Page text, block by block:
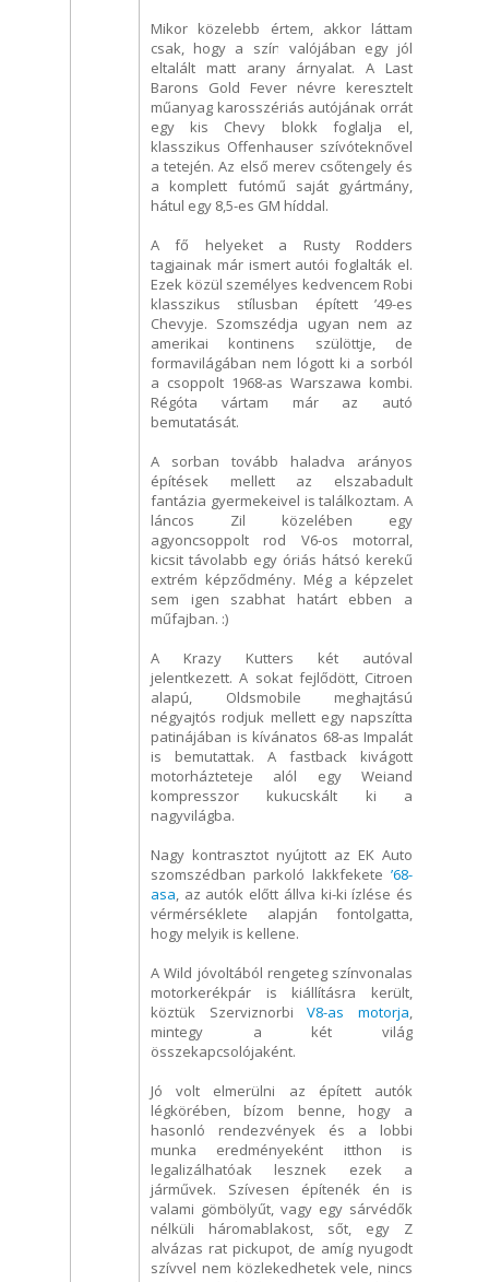
Mikor közelebb értem, akkor láttam
csak, hogy a szín valójában egy jól
eltalált matt arany árnyalat. A Last
Barons Gold Fever névre keresztelt
műanyag karosszériás autójának orrát
egy kis Chevy blokk foglalja el,
klasszikus Offenhauser szívóteknővel
a tetején. Az első merev csőtengely és
a komplett futómű saját gyártmány,
hátul egy 8,5-es GM híddal.
A fő helyeket a Rusty Rodders
tagjainak már ismert autói foglalták el.
Ezek közül személyes kedvencem Robi
klasszikus stílusban épített ’49-es
Chevyje. Szomszédja ugyan nem az
amerikai kontinens szülöttje, de
formavilágában nem lógott ki a sorból
a csoppolt 1968-as Warszawa kombi.
Régóta vártam már az autó
bemutatását.
A sorban tovább haladva arányos
építések mellett az elszabadult
fantázia gyermekeivel is találkoztam. A
láncos Zil közelében egy
agyoncsoppolt rod V6-os motorral,
kicsit távolabb egy óriás hátsó kerekű
extrém képződmény. Még a képzelet
sem igen szabhat határt ebben a
műfajban. :)
A Krazy Kutters két autóval
jelentkezett. A sokat fejlődött, Citroen
alapú, Oldsmobile meghajtású
négyajtós rodjuk mellett egy napszítta
patinájában is kívánatos 68-as Impalát
is bemutattak. A fastback kivágott
motorházteteje alól egy Weiand
kompresszor kukucskált ki a
nagyvilágba.
Nagy kontrasztot nyújtott az EK Auto
szomszédban parkoló lakkfekete ’68-
asa, az autók előtt állva ki-ki ízlése és
vérmérséklete alapján fontolgatta,
hogy melyik is kellene.
A Wild jóvoltából rengeteg színvonalas
motorkerékpár is kiállításra került,
köztük SzerviznorbiV8-as motorja,
mintegy a két világ
összekapcsolójaként.
Jó volt elmerülni az épített autók
légkörében, bízom benne, hogy a
hasonló rendezvények és a lobbi
munka eredményeként itthon is
legalizálhatóak lesznek ezek a
járművek. Szívesen építenék én is
valami gömbölyűt, vagy egy sárvédők
nélküli háromablakost, sőt, egy Z
alvázas rat pickupot, de amíg nyugodt
szívvel nem közlekedhetek vele, nincs